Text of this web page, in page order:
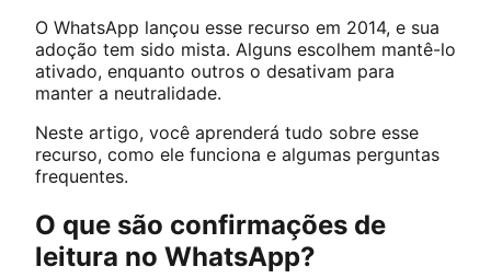
O WhatsApp lançou esse recurso em 2014, e sua
adoção tem sido mista. Alguns escolhem mantê-lo
ativado, enquanto outros o desativam para
manter a neutralidade.
Neste artigo, você aprenderá tudo sobre esse
recurso, como ele funciona e algumas perguntas
frequentes.
O que são confirmações de
leitura no WhatsApp?